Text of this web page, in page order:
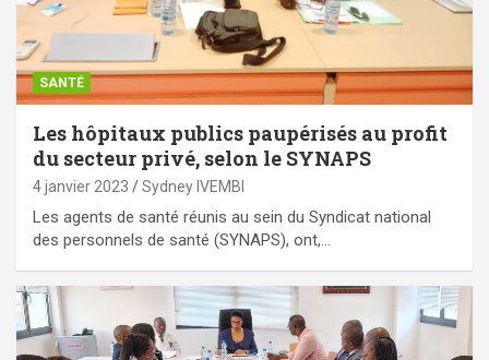
SANTÉ
Les hôpitaux publics paupérisés au profit
du secteur privé, selon le SYNAPS
4 janvier 2023 Sydney IVEMBI
Les agents de santé réunis au sein du Syndicat national
des personnels de santé (SYNAPS), ont,…